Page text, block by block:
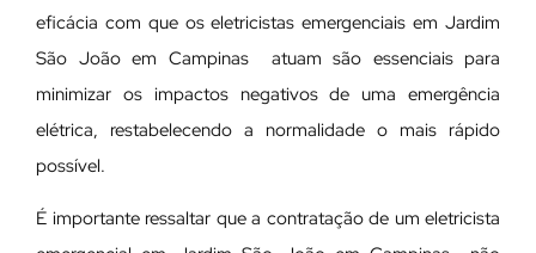
eficácia com que os eletricistas emergenciais em Jardim
São João em Campinas atuam são essenciais para
minimizar os impactos negativos de uma emergência
elétrica, restabelecendo a normalidade o mais rápido
possível.
É importante ressaltar que a contratação de um eletricista